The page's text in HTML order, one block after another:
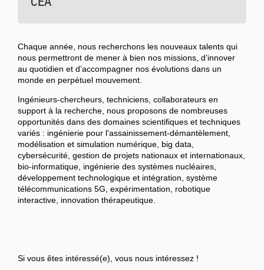
Chaque année, nous recherchons les nouveaux talents qui
nous permettront de mener à bien nos missions, d’innover
au quotidien et d’accompagner nos évolutions dans un
monde en perpétuel mouvement.
Ingénieurs-chercheurs, techniciens, collaborateurs en
support à la recherche, nous proposons de nombreuses
opportunités dans des domaines scientifiques et techniques
variés : ingénierie pour l'assainissement-démantèlement,
modélisation et simulation numérique, big data,
cybersécurité, gestion de projets nationaux et internationaux,
bio-informatique, ingénierie des systèmes nucléaires,
développement technologique et intégration, système
télécommunications 5G, expérimentation, robotique
interactive, innovation thérapeutique.
Si vous êtes intéressé(e), vous nous intéressez !